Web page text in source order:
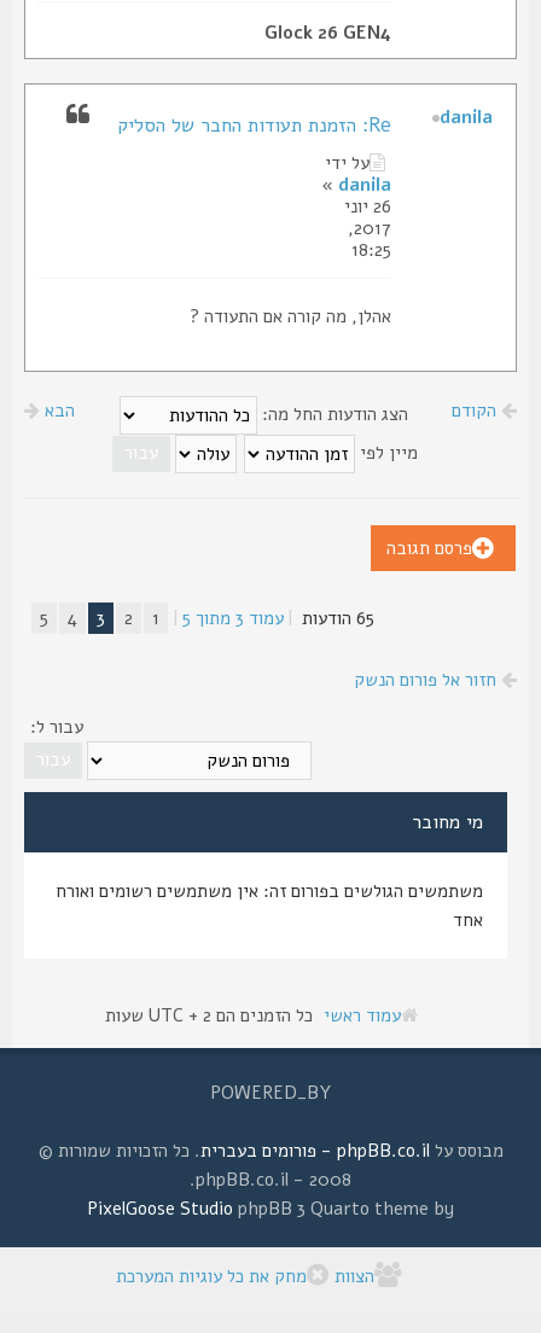
Glock 26 GEN4
על ידי
danila
»
26 יוני
2017,
18:25
אהלן, מה קורה אם התעודה ?
danila
הקודם
הצג הודעות החל מה:
מיין לפי
פרסם תגובה
|עמוד3מתוך5
|
1
5
חזור אל פורום הנשק
עבור ל:
מי מחובר
משתמשים הגולשים בפורום זה: אין משתמשים רשומים ואורח
עמוד ראשי כל הזמנים הם UTC + 2 שעות
POWERED_BY
מבוסס עלphpBB.co.il - פורומים בעברית
. כל הזכויות שמורות ©
2008 - phpBB.co.il.
phpBB 3 Quarto theme by
PixelGoose Studio
הצוות מחק את כל עוגיות המערכת